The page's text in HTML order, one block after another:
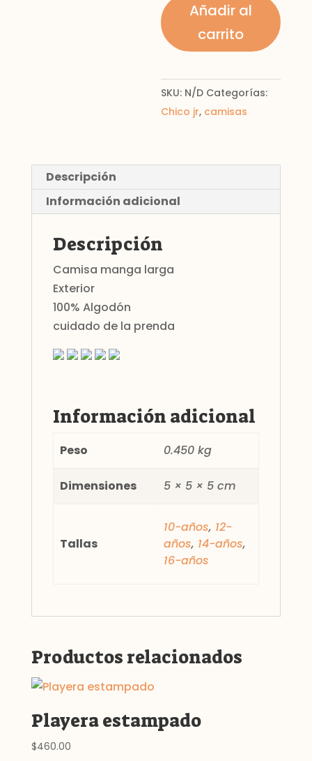
para
chico
Añadir al
carrito
SKU: N/D Categorías:
Chico jr, camisas
Descripción
Información adicional
Descripción
Camisa manga larga
Exterior
100% Algodón
cuidado de la prenda
Información adicional
Peso 0.450 kg
Dimensiones 5 × 5 × 5 cm
Tallas
10-años, 12-
años, 14-años,
16-años
Productos relacionados
Playera estampado
$460.00